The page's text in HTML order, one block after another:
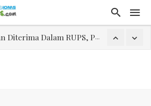
Laporan Keuangan Diterima Dalam RUPS, Pelaporan Hingga Penahanan Mantan Direktur PT GKS Dinilai Rancu